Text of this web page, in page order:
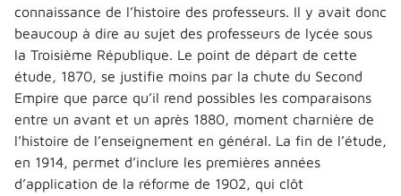
connaissance de l’histoire des professeurs. Il y avait donc
beaucoup à dire au sujet des professeurs de lycée sous
la Troisième République. Le point de départ de cette
étude, 1870, se justifie moins par la chute du Second
Empire que parce qu’il rend possibles les comparaisons
entre un avant et un après 1880, moment charnière de
l’histoire de l’enseignement en général. La fin de l’étude,
en 1914, permet d’inclure les premières années
d’application de la réforme de 1902, qui clôt